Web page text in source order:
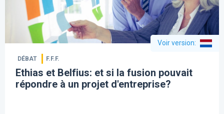
Voir version:
DÉBAT F.F.F.
Ethias et Belfius: et si la fusion pouvait
répondre à un projet d'entreprise?